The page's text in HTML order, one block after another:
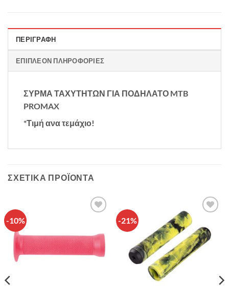
ΠΕΡΙΓΡΑΦΉ
ΕΠΙΠΛΈΟΝ ΠΛΗΡΟΦΟΡΊΕΣ
ΣΥΡΜΑ ΤΑΧΥΤΗΤΩΝ ΓΙΑ ΠΟΔΗΛΑΤΟ MTB
PROMAX
*Τιμή ανα τεμάχιο!
ΣΧΕΤΙΚΆ ΠΡΟΪΌΝΤΑ
-10%
επιθυμιών
-21%
Πρόσθήκη
στην λίστα
επιθυμιών